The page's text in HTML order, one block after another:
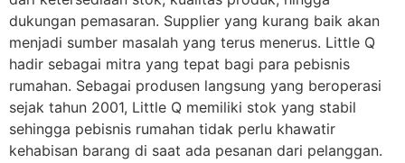
dukungan pemasaran. Supplier yang kurang baik akan
menjadi sumber masalah yang terus menerus. Little Q
hadir sebagai mitra yang tepat bagi para pebisnis
rumahan. Sebagai produsen langsung yang beroperasi
sejak tahun 2001, Little Q memiliki stok yang stabil
sehingga pebisnis rumahan tidak perlu khawatir
kehabisan barang di saat ada pesanan dari pelanggan.